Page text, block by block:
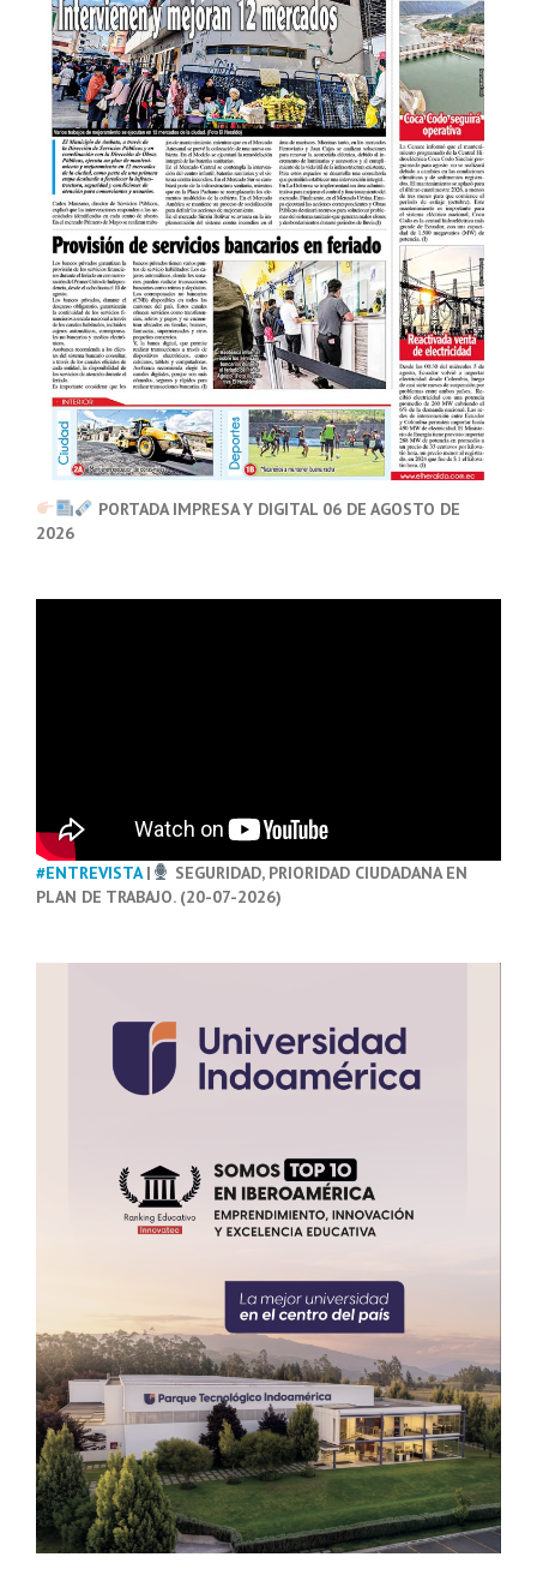
PORTADA IMPRESA Y DIGITAL 06 DE AGOSTO DE
2026
#ENTREVISTA|
SEGURIDAD, PRIORIDAD CIUDADANA EN
PLAN DE TRABAJO. (20-07-2026)